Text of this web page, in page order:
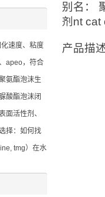
别名：
剂nt cat
产品描
速度、粘度
apeo，符合
氨酯泡沫生
酸酯泡沫闭
面活性剂、
择：如何找
tmg）在水